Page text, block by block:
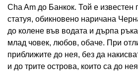
Cha Am до Банкок. Той е известен
статуя, обикновено наричана
до колене във водата и дърпа
млад човек, любов, обаче. При
приближите до нея, без да
и до трите острова, които са до